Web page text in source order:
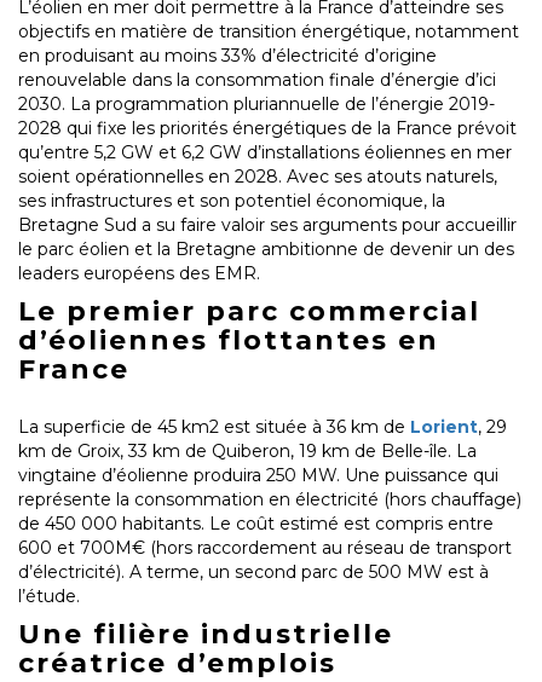
L’éolien en mer doit permettre à la France d’atteindre ses
objectifs en matière de transition énergétique, notamment
en produisant au moins 33% d’électricité d’origine
renouvelable dans la consommation finale d’énergie d’ici
2030. La programmation pluriannuelle de l’énergie 2019-
2028 qui fixe les priorités énergétiques de la France prévoit
qu’entre 5,2 GW et 6,2 GW d’installations éoliennes en mer
soient opérationnelles en 2028. Avec ses atouts naturels,
ses infrastructures et son potentiel économique, la
Bretagne Sud a su faire valoir ses arguments pour accueillir
le parc éolien et la Bretagne ambitionne de devenir un des
leaders européens des EMR.
Le premier parc commercial
d’éoliennes flottantes en
France
La superficie de 45 km2 est située à 36 km de Lorient, 29
km de Groix, 33 km de Quiberon, 19 km de Belle-île. La
vingtaine d’éolienne produira 250 MW. Une puissance qui
représente la consommation en électricité (hors chauffage)
de 450 000 habitants. Le coût estimé est compris entre
600 et 700M€ (hors raccordement au réseau de transport
d’électricité). A terme, un second parc de 500 MW est à
l’étude.
Une filière industrielle
créatrice d’emplois